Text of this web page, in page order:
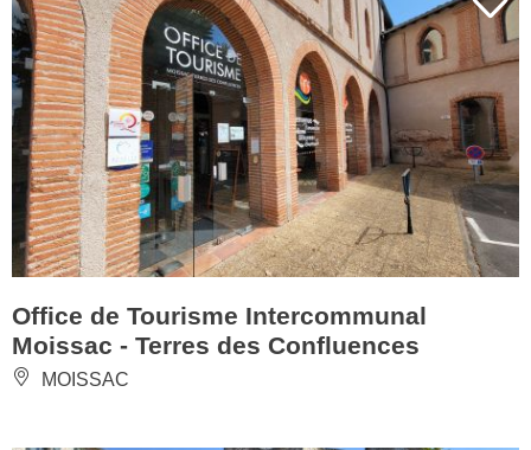
Office de Tourisme Intercommunal
Moissac - Terres des Confluences
MOISSAC